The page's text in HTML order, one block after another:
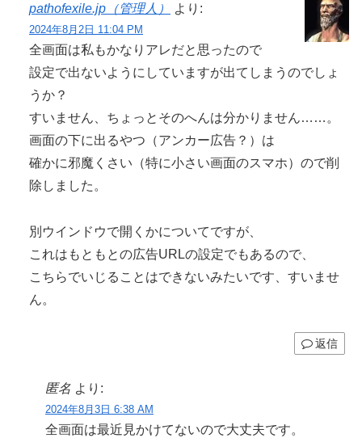
pathofexile.jp（管理人） より:
2024年8月2日 11:04 PM
全画面は私もかなりアレだと思ったので
設定で出ないようにしていますが出てしまうのでしょ
うか？
すいません、ちょっとそのへんは分かりません……。
画面の下に出るやつ（アンカー広告？）は
確かに邪魔くさい（特に小さい画面のスマホ）ので削
除しました。
別ウインドウで開くかについてですが、
これはもともとの広告URLの設定でもあるので、
こちらでいじることはできないみたいです、すいませ
ん。
返信
匿名 より:
2024年8月3日 6:38 AM
全画面は最近見かけてないので大丈夫です。